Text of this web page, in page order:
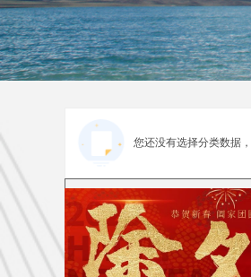
您还没有选择分类数据